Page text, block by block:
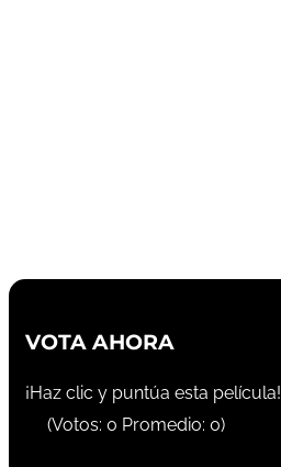
VOTA AHORA
¡Haz clic y puntúa esta película!
(Votos: 0 Promedio: 0)